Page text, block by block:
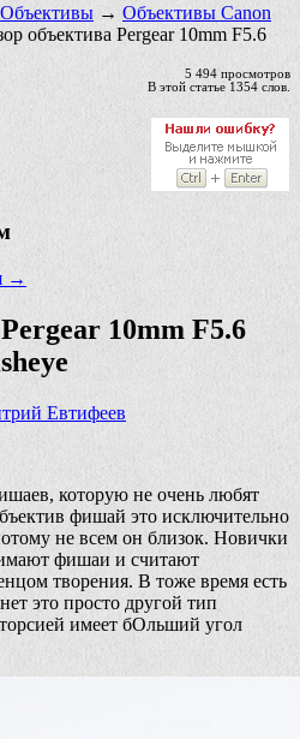
Объективы → Объективы Canon
объектива Pergear 10mm F5.6
5 494 просмотров
В этой статье 1354 слов.
→
10mm F5.6
Евтифеев
которую не очень любят
фишай это исключительно
не всем он близок. Новички
фишаи и считают
творения. В тоже время есть
это просто другой тип
имеет бОльший угол